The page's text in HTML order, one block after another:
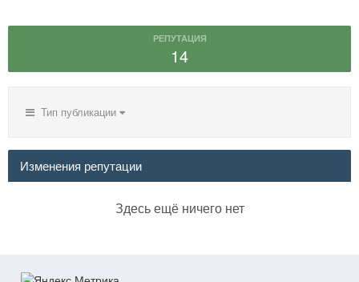
РЕПУТАЦИЯ
14
Тип публикации
Изменения репутации
Здесь ещё ничего нет